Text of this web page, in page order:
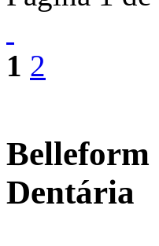
1 2
Belleform
Dentária